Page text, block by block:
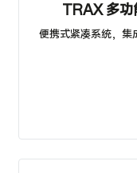
TRAX 多功
便携式紧凑系统，集